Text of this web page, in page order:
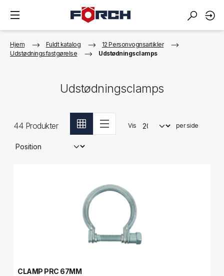
Hjem Fuldt katalog
12 Personvognsartikler
Udstødningsfastgørelse
Udstødningsclamps
Udstødningsclamps
44Produkter Vis per side
CLAMP PRC 67MM